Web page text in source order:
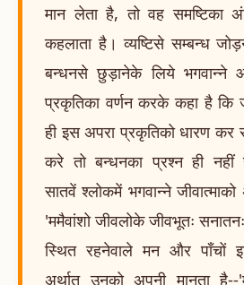
मान लेता है, तो वह समष्टिका
कहलाता है। व्यष्टिसे सम्बन्ध
बन्धनसे छुड़ानेके लिये भगवान्ने
प्रकृतिका वर्णन करके कहा है कि
ही इस अपरा प्रकृतिको धारण कर
करे तो बन्धनका प्रश्न ही नहीं
सातवें श्लोकमें भगवान्ने
'ममैवांशो जीवलोके जीवभूतः
स्थित रहनेवाले मन और पाँचों
अर्थात् उनको अपनी मानता है--